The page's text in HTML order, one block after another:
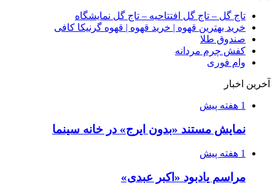
تاج گل – تاج گل افتتاحیه – تاج گل نمایشگاه
خرید بهترین قهوه | خرید قهوه | قهوه گرنیکا کافی
صندوق طلا
کفش چرم مردانه
وام فوری
آخرین اخبار
1 هفته پیش
نمایش مستند «بدون ایرج» در خانه سینما
1 هفته پیش
مراسم یادبود «اکبر عبدی»